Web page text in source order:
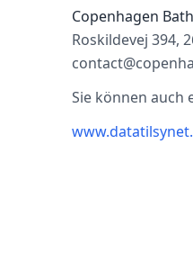
Copenhagen Bath
Roskildevej 394,
Sie können auch